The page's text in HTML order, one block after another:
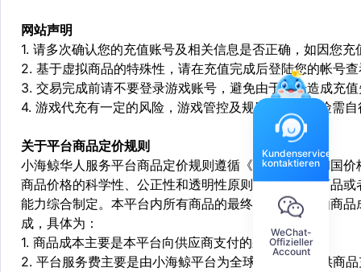
网站声明
1. 请多次确认您的充值账号及相关信息是否正确，如因您
2. 基于虚拟商品的特殊性，请在充值完成后登陆您的帐号
3. 交易完成前请不要登录游戏账号，避免由于顶号造成充
4. 游戏代充有一定的风险，游戏管控及规则处罚等风险需
关于平台商品定价规则
小海鲸华人服务平台商品定价规则遵循《中华人民共和国
商品价格的科学性、公正性和透明性原则，依据相关商品
能力综合制定。本平台内所有商品的最终销售价格均由商
成，具体为：
1. 商品成本主要是本平台向供应商支付的采购成本；
2. 平台服务费主要是由小海鲸平台为全球华人用户提供商
Kundenservice
kontaktieren
WeChat-
Offizieller
Account